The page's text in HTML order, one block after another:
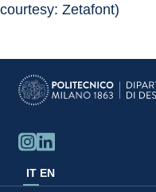
courtesy: Zetafont)
IT EN